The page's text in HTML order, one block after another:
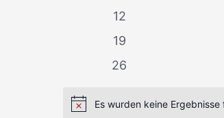
Veranstaltungen
0
Veranstaltungen
12
0
Veranstaltungen
19
0
26
HinweisEs wurden keine